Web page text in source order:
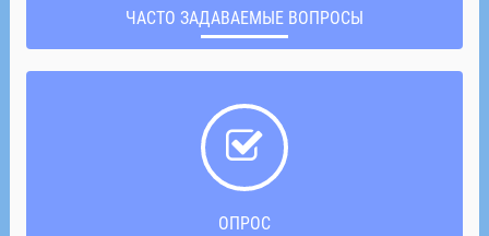
ЧАСТО ЗАДАВАЕМЫЕ ВОПРОСЫ
ОПРОС